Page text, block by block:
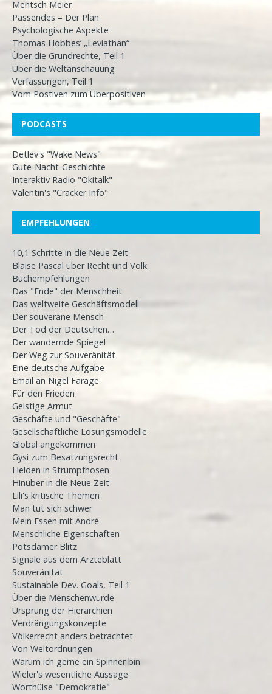
Mentsch Meier
Passendes – Der Plan
Psychologische Aspekte
Thomas Hobbes’ „Leviathan“
Über die Grundrechte, Teil 1
Über die Weltanschauung
Verfassungen, Teil 1
Vom Postiven zum Überpositiven
PODCASTS
Detlev's "Wake News"
Gute-Nacht-Geschichte
Interaktiv Radio "Okitalk"
Valentin's "Cracker Info"
EMPFEHLUNGEN
10,1 Schritte in die Neue Zeit
Blaise Pascal über Recht und Volk
Buchempfehlungen
Das "Ende" der Menschheit
Das weltweite Geschäftsmodell
Der souveräne Mensch
Der Tod der Deutschen…
Der wandernde Spiegel
Der Weg zur Souveränität
Eine deutsche Aufgabe
Email an Nigel Farage
Für den Frieden
Geistige Armut
Geschäfte und "Geschäfte"
Gesellschaftliche Lösungsmodelle
Global angekommen
Gysi zum Besatzungsrecht
Helden in Strumpfhosen
Hinüber in die Neue Zeit
Lili's kritische Themen
Man tut sich schwer
Mein Essen mit André
Menschliche Eigenschaften
Potsdamer Blitz
Signale aus dem Ärzteblatt
Souveränität
Sustainable Dev. Goals, Teil 1
Über die Menschenwürde
Ursprung der Hierarchien
Verdrängungskonzepte
Völkerrecht anders betrachtet
Von Weltordnungen
Warum ich gerne ein Spinner bin
Wieler's wesentliche Aussage
Worthülse "Demokratie"